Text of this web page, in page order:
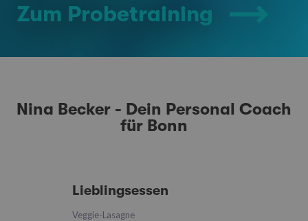
Zum Probetraining
Nina Becker - Dein Personal Coach
für Bonn
Lieblingsessen
Veggie-Lasagne